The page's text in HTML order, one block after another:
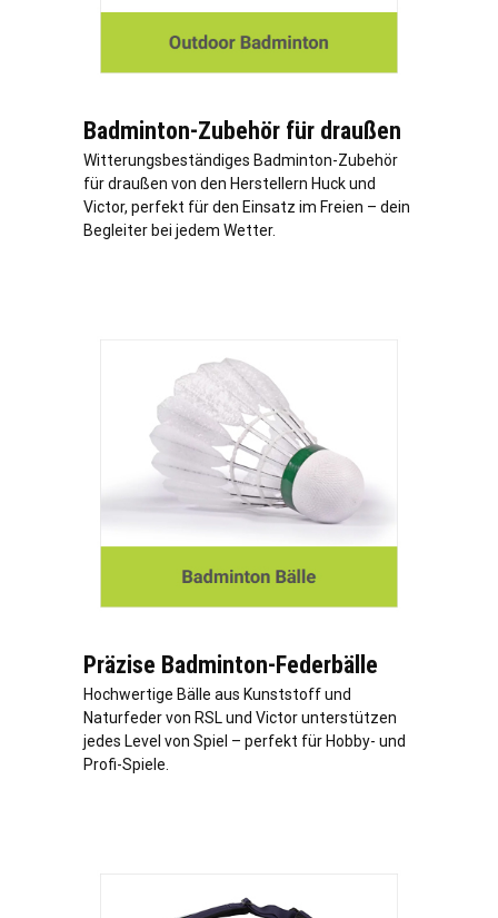
Badminton-Zubehör für draußen
Witterungsbeständiges Badminton-Zubehör
für draußen von den Herstellern Huck und
Victor, perfekt für den Einsatz im Freien – dein
Begleiter bei jedem Wetter.
Präzise Badminton-Federbälle
Hochwertige Bälle aus Kunststoff und
Naturfeder von RSL und Victor unterstützen
jedes Level von Spiel – perfekt für Hobby- und
Profi-Spiele.